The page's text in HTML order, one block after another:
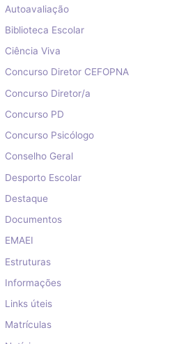
Autoavaliação
Biblioteca Escolar
Ciência Viva
Concurso Diretor CEFOPNA
Concurso Diretor/a
Concurso PD
Concurso Psicólogo
Conselho Geral
Desporto Escolar
Destaque
Documentos
EMAEI
Estruturas
Informações
Links úteis
Matrículas